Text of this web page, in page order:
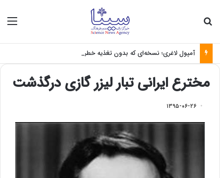
آمپول لاغری؛ نسخه‌ای که بدون تغذیه خطرناک می‌شود
مخترع ایرانی تبار لیزر گازی درگذشت
۱۳۹۵-۰۶-۲۶